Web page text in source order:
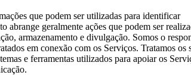
que podem ser utilizadas para identificar
abrange geralmente ações que podem ser
armazenamento e divulgação. Somos o
em conexão com os Serviços. Tratamos os
e ferramentas utilizados para apoiar os